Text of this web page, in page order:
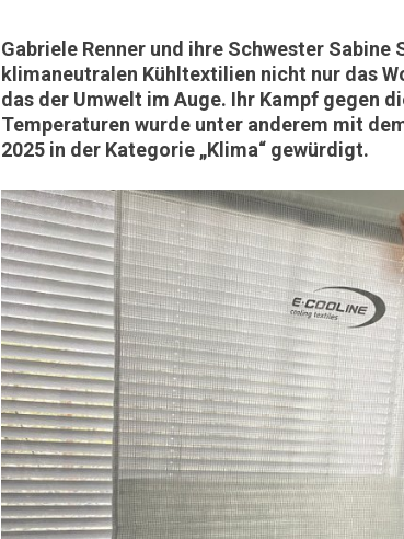
Gabriele Renner und ihre Schwester Sabine
klimaneutralen Kühltextilien nicht nur das
das der Umwelt im Auge. Ihr Kampf gegen
Temperaturen wurde unter anderem mit
2025 in der Kategorie „Klima“ gewürdigt.